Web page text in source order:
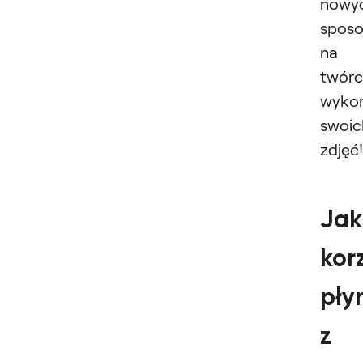
na
zdjęć!
z